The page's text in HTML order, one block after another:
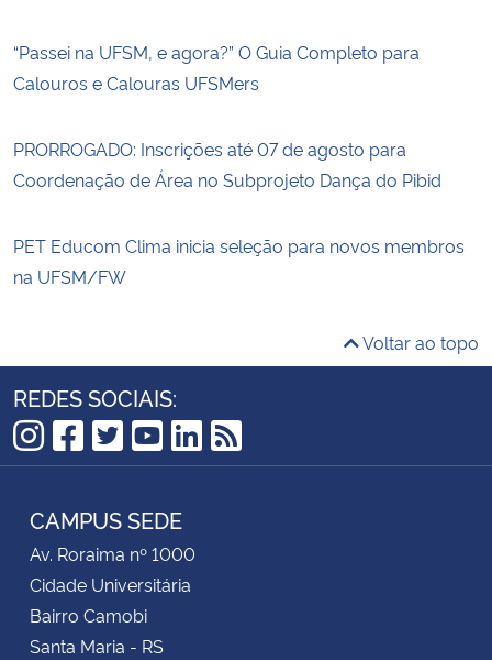
“Passei na UFSM, e agora?” O Guia Completo para
Calouros e Calouras UFSMers
PRORROGADO: Inscrições até 07 de agosto para
Coordenação de Área no Subprojeto Dança do Pibid
PET Educom Clima inicia seleção para novos membros
na UFSM/FW
Voltar ao topo
REDES SOCIAIS:
Instagram
Facebook
Twitter
YouTube
LinkedIn
RSS
CAMPUS SEDE
Av. Roraima nº 1000
Cidade Universitária
Bairro Camobi
Santa Maria - RS